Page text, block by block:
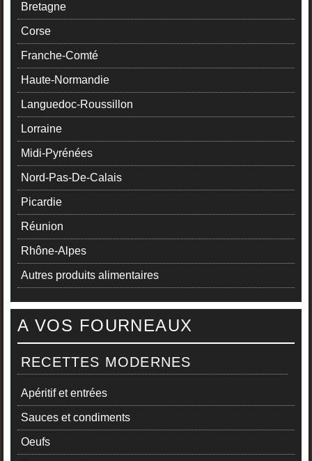
Bretagne
Corse
Franche-Comté
Haute-Normandie
Languedoc-Roussillon
Lorraine
Midi-Pyrénées
Nord-Pas-De-Calais
Picardie
Réunion
Rhône-Alpes
Autres produits alimentaires
A VOS FOURNEAUX
RECETTES MODERNES
Apéritif et entrées
Sauces et condiments
Oeufs